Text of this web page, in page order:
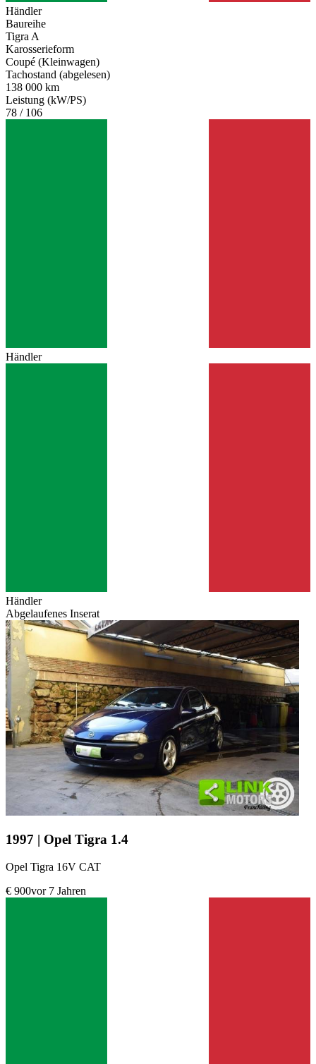
Händler
Baureihe
Tigra A
Karosserieform
Coupé (Kleinwagen)
Tachostand (abgelesen)
138 000 km
Leistung (kW/PS)
78 / 106
Händler
Händler
Abgelaufenes Inserat
1997 | Opel Tigra 1.4
Opel Tigra 16V CAT
€ 900vor 7 Jahren